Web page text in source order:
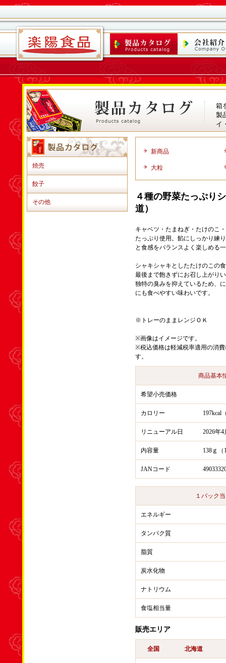
箱
製
イ
焼売
餃子
その他
新商品
大粒
４種の野菜たっぷり
道）
キャベツ・たまねぎ・たけのこ
たっぷり使用。餡にしっかり練
と食感をバランスよく楽しめる
シャキシャキとしたたけのこの
最後まで飽きずにお召し上がり
独特の臭みを抑えているため、
にも食べやすい味わいです。
※トレーのままレンジＯＫ
※画像はイメージです。
※税込価格は軽減税率適用の消
す。
商品基本
希望小売価格
カロリー 197kcal
リニューアル日 2026年4
内容量 138ｇ（
JANコード
１パック
エネルギー
タンパク質
脂質
炭水化物
ナトリウム
食塩相当量
販売エリア
全国 北海道